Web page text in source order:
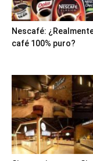
Nescafé:
café 100% puro?